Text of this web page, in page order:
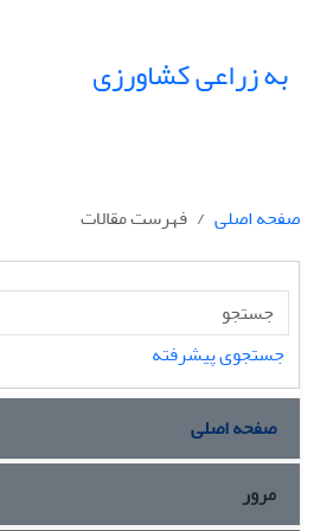
به زراعی کشاورزی
صفحه اصلی
فهرست مقالات
جستجوی پیشرفته
صفحه اصلی
مرور